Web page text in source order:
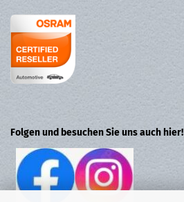
Folgen und besuchen Sie uns auch hier!